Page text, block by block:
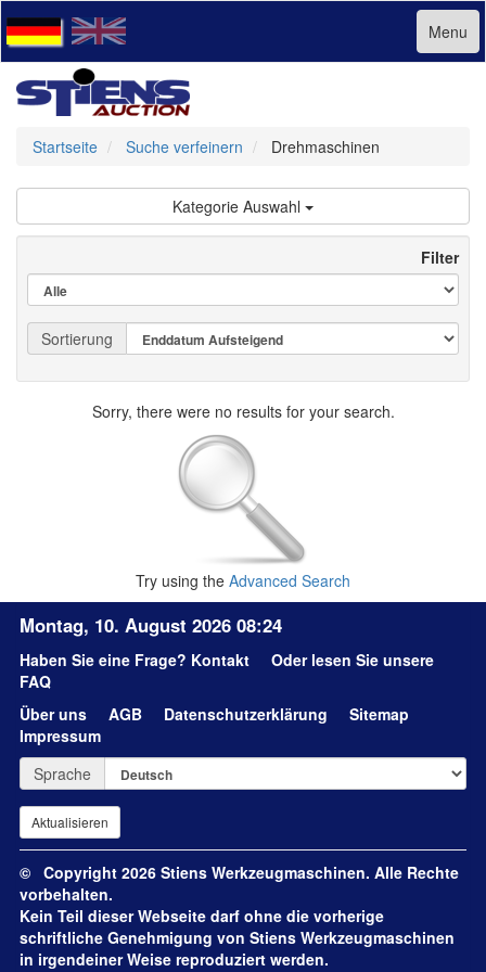
Menu
Startseite Suche verfeinern Drehmaschinen
Kategorie Auswahl
Filter
Sortierung
Sorry, there were no results for your search.
Try using the Advanced Search
Montag, 10. August 2026 08:24
Haben Sie eine Frage? Kontakt
Oder lesen Sie unsere
FAQ
Über uns
AGB Datenschutzerklärung
Sitemap
Impressum
Sprache
© Copyright 2026 Stiens Werkzeugmaschinen. Alle Rechte
vorbehalten.
Kein Teil dieser Webseite darf ohne die vorherige
schriftliche Genehmigung von Stiens Werkzeugmaschinen
in irgendeiner Weise reproduziert werden.